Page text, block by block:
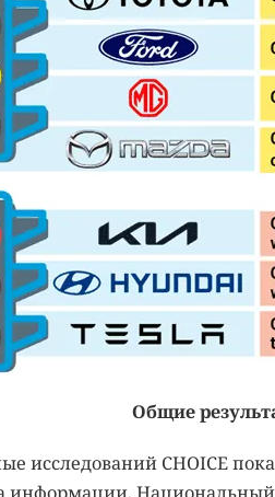
Общие
исследований CHOICE
информации. Национальный